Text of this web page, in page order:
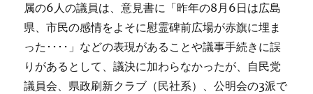
属の6人の議員は、意見書に「昨年の8月6日は広島
県、市民の感情をよそに慰霊碑前広場が赤旗に埋ま
った････」などの表現があることや議事手続きに誤
りがあるとして、議決に加わらなかったが、自民党
議員会、県政刷新クラブ（民社系）、公明会の3派で